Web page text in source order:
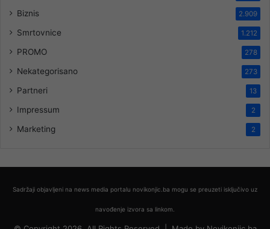
Biznis 2.909
Smrtovnice 1.212
PROMO 278
Nekategorisano 273
Partneri 13
Impressum 2
Marketing 2
Sadržaji objavljeni na news media portalu novikonjic.ba mogu se preuzeti isključivo uz
navođenje izvora sa linkom.